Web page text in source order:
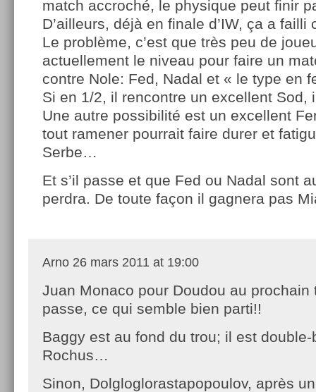
match accroché, le physique peut finir
D’ailleurs, déjà en finale d’IW, ça a
Le problème, c’est que très peu de
actuellement le niveau pour faire un
contre Nole: Fed, Nadal et « le type en
Si en 1/2, il rencontre un excellent Sod,
Une autre possibilité est un excellent
tout ramener pourrait faire durer et
Serbe…
Et s’il passe et que Fed ou Nadal sont
perdra. De toute façon il gagnera pas
Arno 26 mars 2011 at 19:00
Juan Monaco pour Doudou au prochain
passe, ce qui semble bien parti!!
Baggy est au fond du trou; il est
Rochus…
Sinon, Dolgloglorastapopoulov, après